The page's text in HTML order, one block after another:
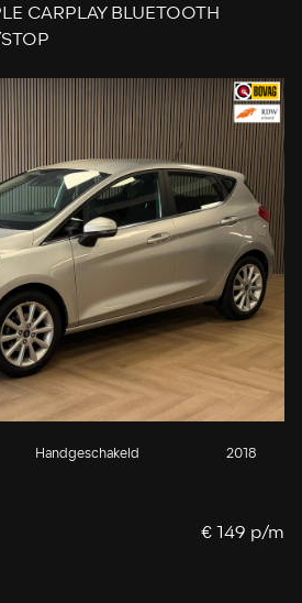
CARPLAY BLUETOOTH
Handgeschakeld 2018
€ 149 p/m